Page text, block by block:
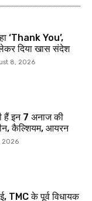
‘Thank You’,
दिया खास संदेश
8, 2026
हैं इन 7 अनाज की
कैल्शियम, आयरन
2026
TMC के पूर्व विधायक